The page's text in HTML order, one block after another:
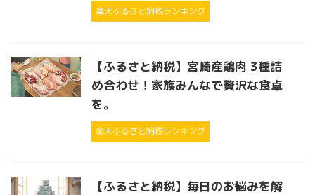
楽天ふるさと納税ランキング
【ふるさと納税】宮崎産鶏肉 3種詰
め合わせ！家族みんなで贅沢な食卓
を。
楽天ふるさと納税ランキング
【ふるさと納税】毎日のお悩みを解